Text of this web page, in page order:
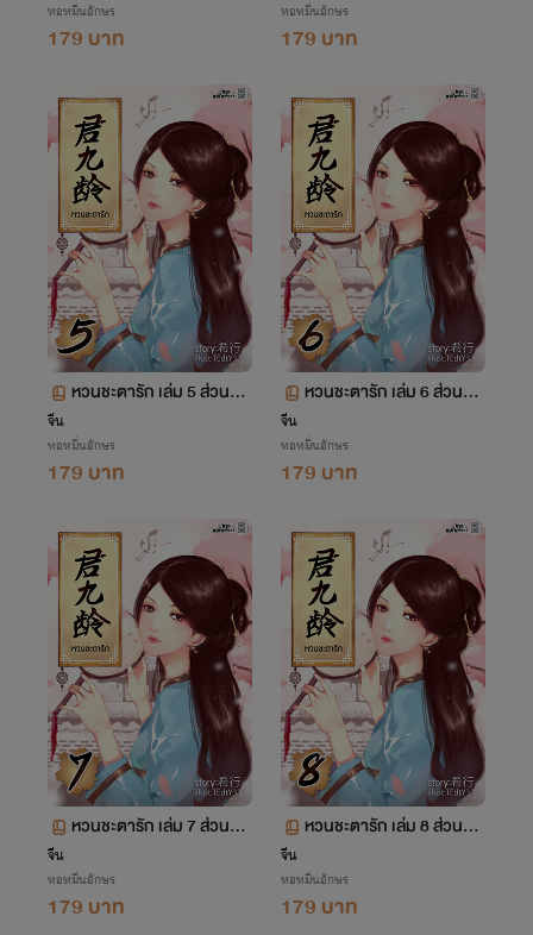
หอหมื่นอักษร
179 บาท
หอหมื่นอักษร
179 บาท
หวนชะตารัก เล่ม 5 ส่วนที่
จีน
หอหมื่นอักษร
179 บาท
หวนชะตารัก เล่ม 6 ส่วนที่
จีน
หอหมื่นอักษร
179 บาท
หวนชะตารัก เล่ม 7 ส่วนที่
จีน
หอหมื่นอักษร
179 บาท
หวนชะตารัก เล่ม 8 ส่วนที่
จีน
หอหมื่นอักษร
179 บาท